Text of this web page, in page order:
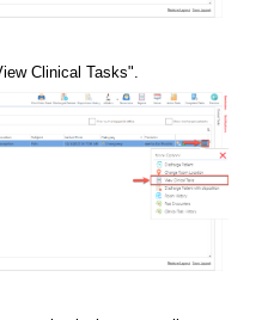
Clinical Tasks".